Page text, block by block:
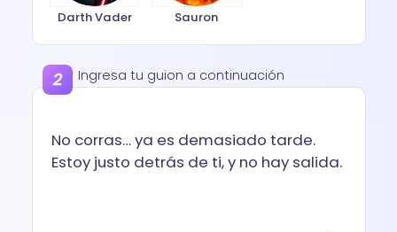
Darth Vader Sauron
Ingresa tu guion a continuación